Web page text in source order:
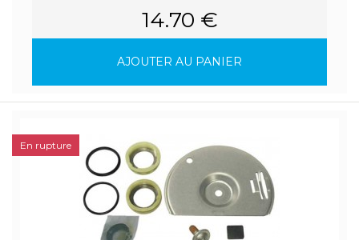
14.70 €
AJOUTER AU PANIER
En rupture